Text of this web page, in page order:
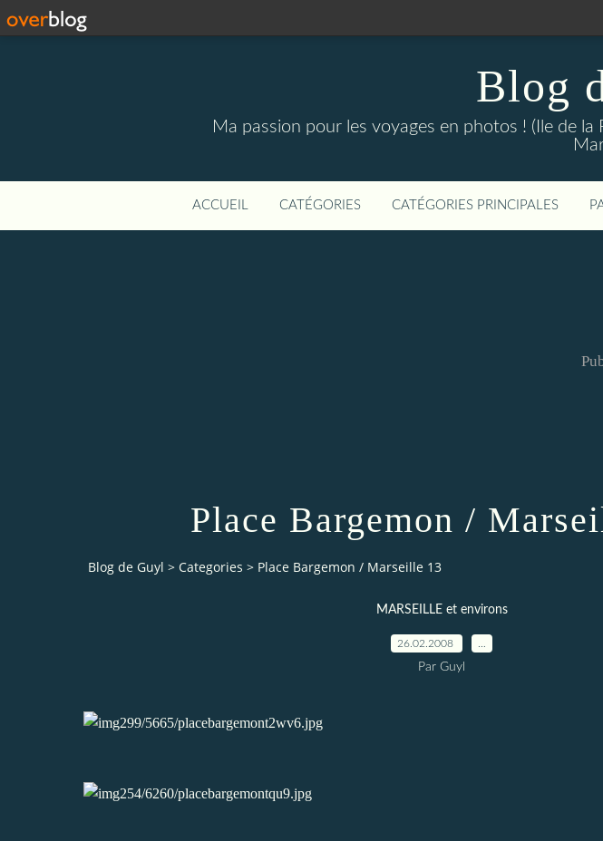
Blog
Ma passion pour les voyages en photos ! (Ile de la
ACCUEIL CATÉGORIES CATÉGORIES PRINCIPALES
Place Bargemon /
Blog de Guyl > Categories > Place Bargemon / Marseille 13
MARSEILLE et environs
26.02.2008
Par Guyl